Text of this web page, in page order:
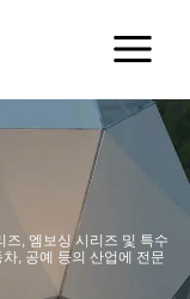
즈, 엠보싱 시리즈 및 특수
, 공예 등의 산업에 전문